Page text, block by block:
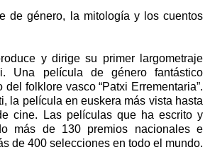
de género, la mitología y los cuentos
y dirige su primer largometraje
Una película de género fantástico
del folklore vasco “Patxi Errementaria”.
la película en euskera más vista hasta
cine. Las películas que ha escrito y
más de 130 premios nacionales e
de 400 selecciones en todo el mundo.